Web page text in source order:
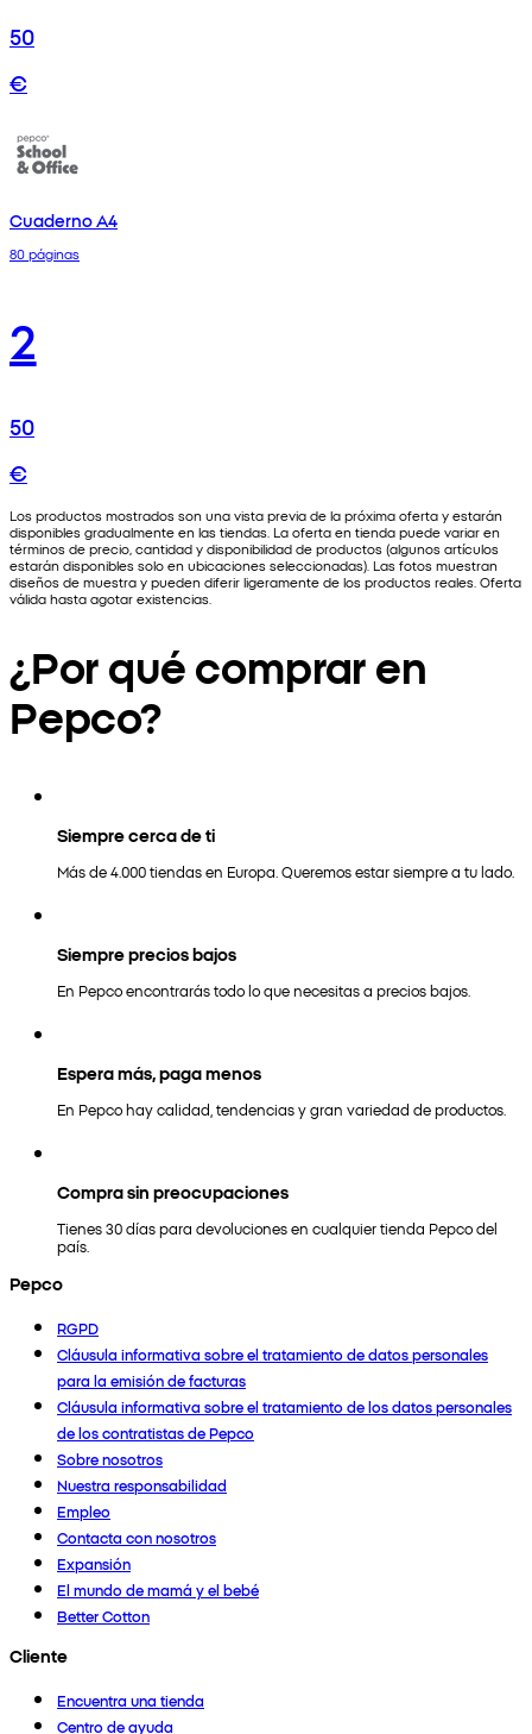
50
€
Cuaderno A4
80 páginas
2
50
€
Los productos mostrados son una vista previa de la próxima oferta y estarán
disponibles gradualmente en las tiendas. La oferta en tienda puede variar en
términos de precio, cantidad y disponibilidad de productos (algunos artículos
estarán disponibles solo en ubicaciones seleccionadas). Las fotos muestran
diseños de muestra y pueden diferir ligeramente de los productos reales. Oferta
válida hasta agotar existencias.
¿Por qué comprar en
Pepco?
Siempre cerca de ti
Más de 4.000 tiendas en Europa. Queremos estar siempre a tu lado.
Siempre precios bajos
En Pepco encontrarás todo lo que necesitas a precios bajos.
Espera más, paga menos
En Pepco hay calidad, tendencias y gran variedad de productos.
Compra sin preocupaciones
Tienes 30 días para devoluciones en cualquier tienda Pepco del
país.
Pepco
RGPD
Cláusula informativa sobre el tratamiento de datos personales
para la emisión de facturas
Cláusula informativa sobre el tratamiento de los datos personales
de los contratistas de Pepco
Sobre nosotros
Nuestra responsabilidad
Empleo
Contacta con nosotros
Expansión
El mundo de mamá y el bebé
Better Cotton
Cliente
Encuentra una tienda
Centro de ayuda